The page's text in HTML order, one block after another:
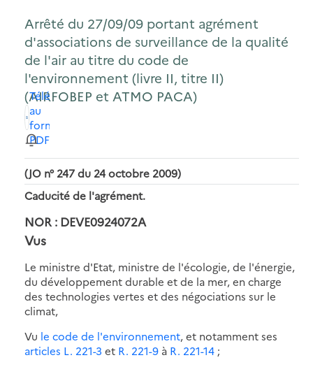
Arrêté du 27/09/09 portant agrément
d'associations de surveillance de la qualité
de l'air au titre du code de
l'environnement (livre II, titre II)
(AIRFOBEP et ATMO PACA)
Télécharger
au
format
PDF
(JO n° 247 du 24 octobre 2009)
Caducité de l'agrément.
NOR : DEVE0924072A
Vus
Le ministre d'Etat, ministre de l'écologie, de l'énergie,
du développement durable et de la mer, en charge
des technologies vertes et des négociations sur le
climat,
Vu le code de l'environnement, et notamment ses
articles L. 221-3 et R. 221-9 à R. 221-14 ;